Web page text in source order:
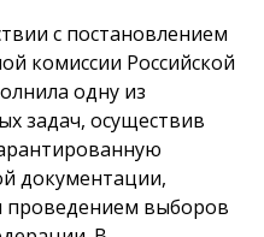
с постановлением
комиссии Российской
одну из
задач, осуществив
документации,
проведением выборов